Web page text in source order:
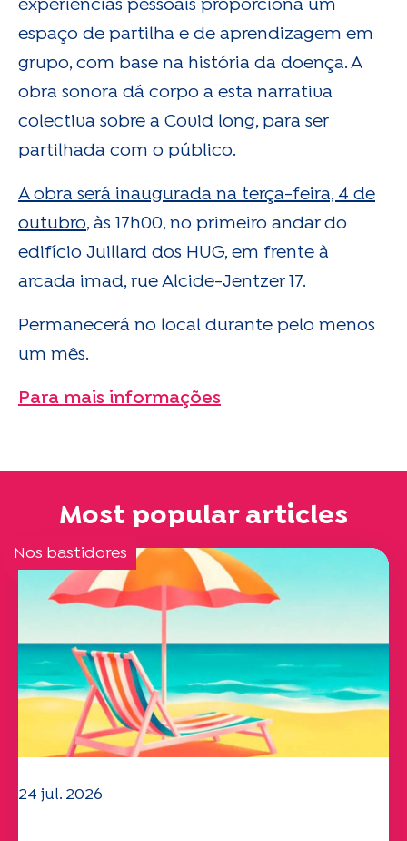
experiências pessoais proporciona um
espaço de partilha e de aprendizagem em
grupo, com base na história da doença. A
obra sonora dá corpo a esta narrativa
colectiva sobre a Covid long, para ser
partilhada com o público.
A obra será inaugurada na terça-feira, 4 de
outubro, às 17h00, no primeiro andar do
edifício Juillard dos HUG, em frente à
arcada imad, rue Alcide-Jentzer 17.
Permanecerá no local durante pelo menos
um mês.
Para mais informações
Most popular articles
Nos bastidores
24 jul. 2026